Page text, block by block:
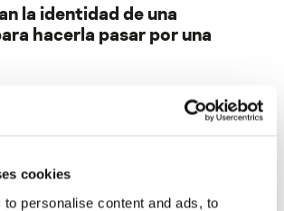
cookies
personalise content and ads, to
la identidad de una
hacerla pasar por una